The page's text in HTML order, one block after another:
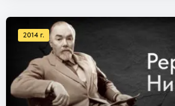
2014 г.